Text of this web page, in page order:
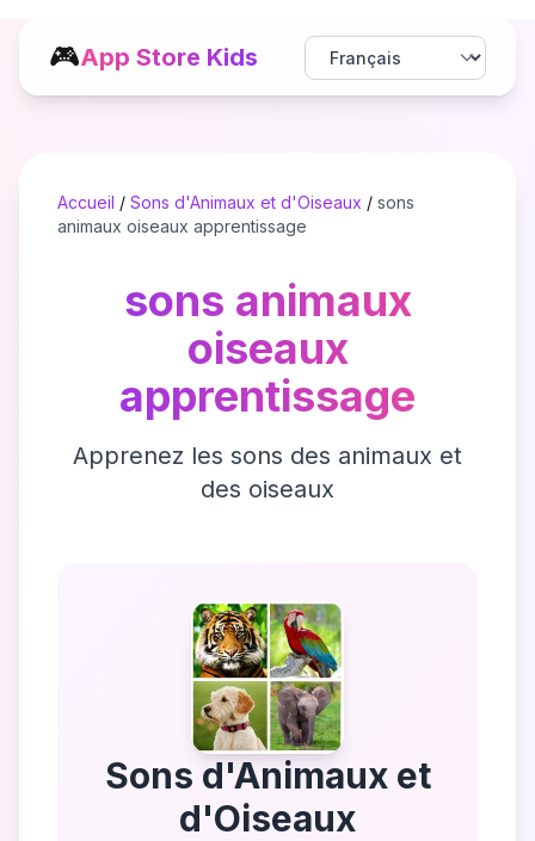
🎮App Store Kids
Accueil / Sons d'Animaux et d'Oiseaux / sons
animaux oiseaux apprentissage
sons animaux
oiseaux
apprentissage
Apprenez les sons des animaux et
des oiseaux
Sons d'Animaux et
d'Oiseaux